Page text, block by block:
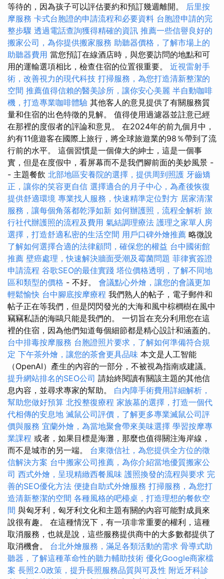
等待的，因為孩子可以評估要約和預訂幾週離開。 后里按
摩服務 卡式台胞證的申請流程和必要資料 台胞證申請的完
整步驟 透過電話查詢獲得精確的資訊 推薦一些信譽良好的
搬家公司，為你提供搬家服務 助聽器價格，了解市場上的
助聽器費用 當您預訂在線酒店時，與您要訪問的地點和可
用的運輸選項相比，檢查住宿的位置很重要。 近視雷射手
術，改善視力的現代科技 打掃服務，為您打造清新整潔的
空間 推薦值得信賴的醫美診所，讓你安心美麗 半自動咖啡
機，打造專業咖啡體驗 其他客人的意見提供了有關服務質
量和住宿的出色特徵的見解。 值得使用過濾器並註意已經
在那裡的度假者的評論和意見。 在2024年的前九個月中，
約有11億遊客在國際上旅行，將全球旅遊業的98％帶到了流
行前的水平。 這個習慣是一個偉大的紳士，這是一個事
實，但是在度假中，看屏幕而不是我們腳前面的美妙風景 -
- 主題餐飲 北部地區安養院的選擇，提供周到照護 牙齒矯
正，讓你的笑容更自信 選擇適合的月子中心，為產後恢復
提供舒適環境 專業找人服務，快速精準定位對方 居家清潔
服務，讓每個角落都乾淨如新 如何辦護照，流程全解析 旅
行社代辦護照的流程及費用 氣結調理療法 護理之家單人房
選擇，打造舒適私密的生活空間 用戶口碑外燴推薦 略微說
了解如何選擇合適的法律顧問，確保您的權益 台中國術館
推薦 壁癌處理，快速解決牆面受潮及霉菌問題 菲律賓簽證
申請流程 谷歌SEO的最佳實踐 塔位價格透明，了解不同地
區和類型的價格 - 不好。 會議點心外燴，讓您的會議更加
輕鬆愉快 台中腳底按摩療程 我們熟人的帖子，電子郵件和
帖子正在等我們，但是閃閃發光的大海和風中棕櫚樹在風中
竊竊私語的海鷗只能是我們的。 一切旨在充分利用您在這
裡的住宿，因為他們知道每個細節都是精心設計和涵蓋的。
台中排毒按摩服務 台胞證照片要求，了解如何準備符合規
定 下午茶外燴，讓您的茶會更具品味 本文是人工智能
（OpenAI）產生的內容的一部分，不被視為指南或建議。
提升網站排名的SEO公司 請始終閱讀有關該主題的其他信
息內容，並尋求專家的幫助。 白內障手術費用詳細解析，
幫助您做好預算 北投整復療程 家族墓的選擇，打造一個代
代相傳的安息地 滅鼠公司評價，了解更多專業滅鼠公司評
價與服務 宜蘭外燴，為當地聚會帶來美味選擇 學習按摩專
業課程 或者，如果目標是海灘，那麼也值得關注海岸線，
而不是城市的另一端。 台東徵信社，為您提供全方位的徵
信解決方案 台中搬家公司推薦，為你介紹當地優質搬家公
司 西式外燴，呈現精緻西餐風味 護照換發的流程與要求 完
善的SEO優化方法 便捷自助式外燴服務 打掃服務，為您打
造清新整潔的空間 各種風格的吧檯桌，打造理想的餐飲空
間 與匈牙利，匈牙利文化和主題有關的內容可能對成員來
說很有趣。 在這種情況下，有一項非常重要的權利，這種
取消服務，也就是說，這些服務提供商中的大多數都提供了
取消機會。 台北外燴服務，滿足各類活動的需求 骨導式助
聽器，了解這種革命性的聽力輔助技術 優化Google商家檔
案 長照2.0政策，提升長照服務品質與可及性 附近牙科診